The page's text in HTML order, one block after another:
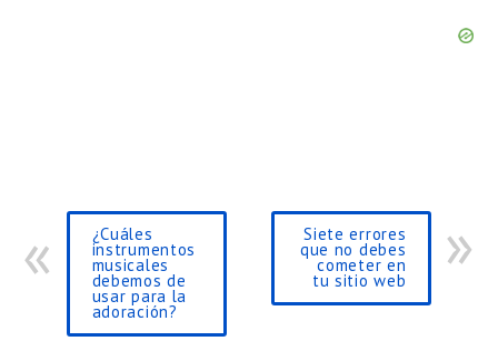
¿Cuáles
instrumentos
musicales
debemos de
usar para la
adoración?
Siete errores
que no debes
cometer en
tu sitio web